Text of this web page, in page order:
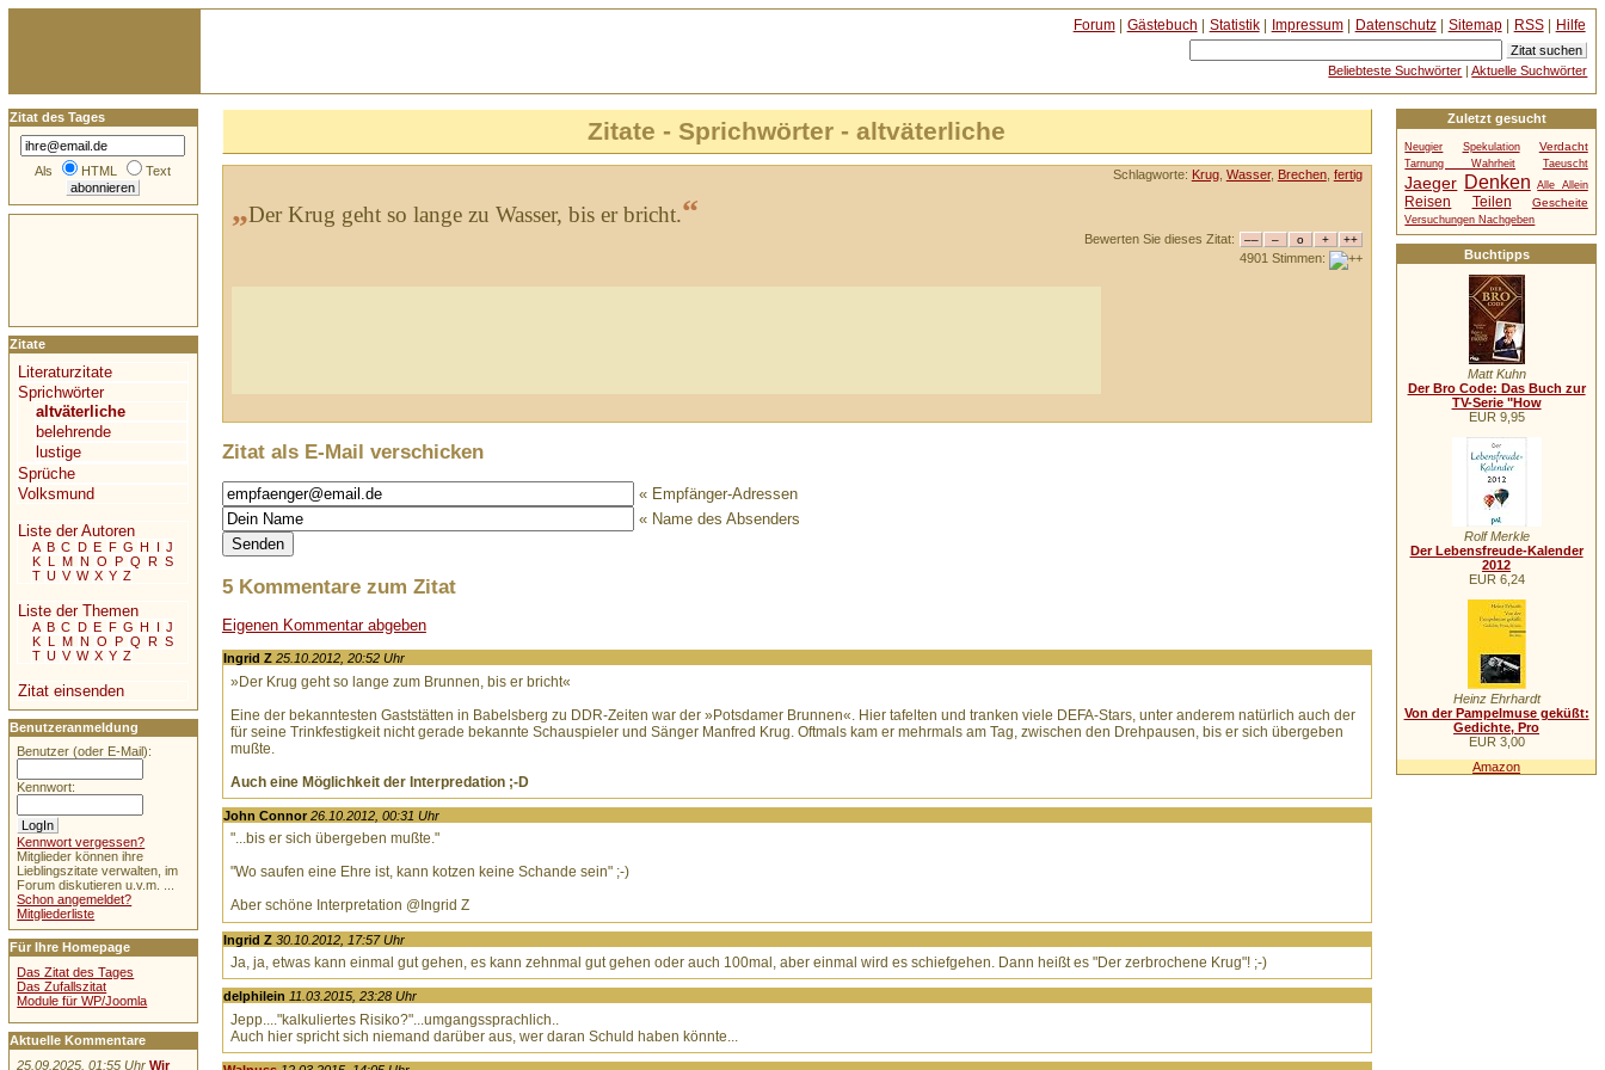
Zitate - Sprichwörter - altväterliche
Schlagworte: Krug, Wasser, Brechen, fertig
„Der Krug geht so lange zu Wasser, bis er bricht.“
Bewerten Sie dieses Zitat:
4901 Stimmen:
Zitat als E-Mail verschicken
« Empfänger-Adressen
« Name des Absenders
5 Kommentare zum Zitat
Eigenen Kommentar abgeben
Ingrid Z 25.10.2012, 20:52 Uhr
»Der Krug geht so lange zum Brunnen, bis er bricht«
Eine der bekanntesten Gaststätten in Babelsberg zu DDR-Zeiten war der »Potsdamer Brunnen«. Hier tafelten und tranken viele DEFA-Stars, unter anderem natürlich auch der
für seine Trinkfestigkeit nicht gerade bekannte Schauspieler und Sänger Manfred Krug. Oftmals kam er mehrmals am Tag, zwischen den Drehpausen, bis er sich übergeben
mußte.
Auch eine Möglichkeit der Interpredation ;-D
John Connor 26.10.2012, 00:31 Uhr
"...bis er sich übergeben mußte."
"Wo saufen eine Ehre ist, kann kotzen keine Schande sein" ;-)
Aber schöne Interpretation @Ingrid Z
Ingrid Z 30.10.2012, 17:57 Uhr
Ja, ja, etwas kann einmal gut gehen, es kann zehnmal gut gehen oder auch 100mal, aber einmal wird es schiefgehen. Dann heißt es "Der zerbrochene Krug"! ;-)
delphilein 11.03.2015, 23:28 Uhr
Jepp...."kalkuliertes Risiko?"...umgangssprachlich..
Auch hier spricht sich niemand darüber aus, wer daran Schuld haben könnte...
Zuletzt gesucht
Neugier Spekulation Verdacht
Tarnung Wahrheit Taeuscht
Jaeger Denken Alle Allein
Reisen Teilen Gescheite
Versuchungen Nachgeben
Buchtipps
Matt Kuhn
Der Bro Code: Das Buch zur
TV-Serie "How
EUR 9,95
Rolf Merkle
Der Lebensfreude-Kalender
2012
EUR 6,24
Heinz Ehrhardt
Von der Pampelmuse geküßt:
Gedichte, Pro
EUR 3,00
Amazon
Zitat des Tages
Als HTML Text
Zitate
Literaturzitate
Sprichwörter
altväterliche
belehrende
lustige
Sprüche
Volksmund
Liste der Autoren
A B C D E F G H I J
K L M N O P Q R S
T U V W X Y Z
Liste der Themen
A B C D E F G H I J
K L M N O P Q R S
T U V W X Y Z
Zitat einsenden
Benutzeranmeldung
Benutzer (oder E-Mail):
Kennwort:
Kennwort vergessen?
Mitglieder können ihre
Lieblingszitate verwalten, im
Forum diskutieren u.v.m. ...
Schon angemeldet?
Mitgliederliste
Für Ihre Homepage
Das Zitat des Tages
Das Zufallszitat
Module für WP/Joomla
Aktuelle Kommentare
25.09.2025, 01:55 Uhr Wir
Forum| Gästebuch | Statistik| Impressum| Datenschutz| Sitemap| RSS| Hilfe
Beliebteste Suchwörter |Aktuelle Suchwörter